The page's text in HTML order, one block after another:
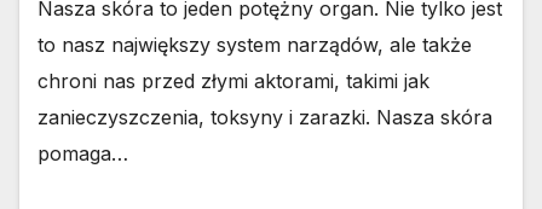
Nasza skóra to jeden potężny organ. Nie tylko jest
to nasz największy system narządów, ale także
chroni nas przed złymi aktorami, takimi jak
zanieczyszczenia, toksyny i zarazki. Nasza skóra
pomaga…